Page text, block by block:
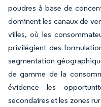
poudres à base de
dominent les canaux de
villes, où les
privilégient des
segmentation
de gamme de la
évidence les
secondaires et les zones